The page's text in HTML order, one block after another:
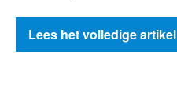
Lees het volledige artikel